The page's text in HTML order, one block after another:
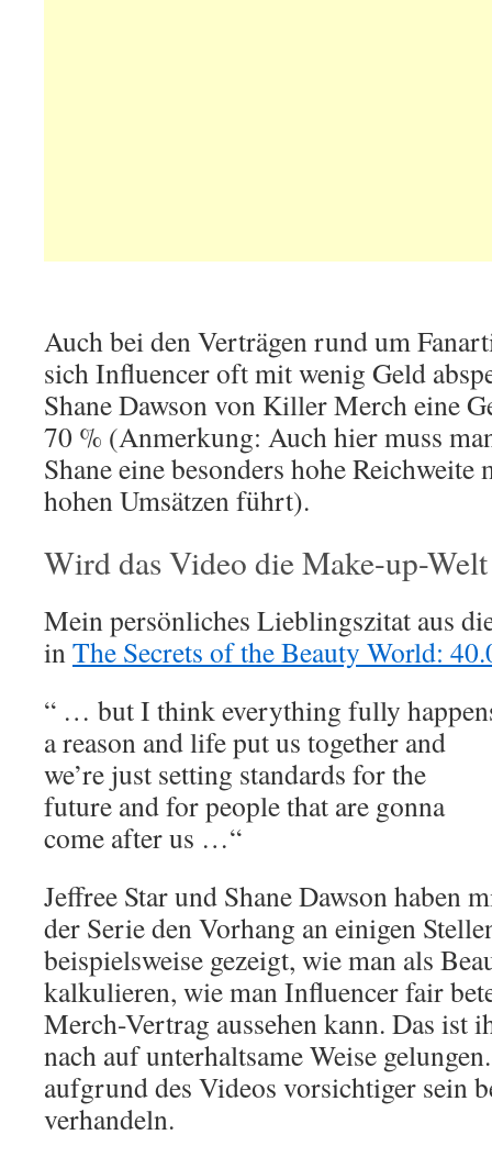
Auch bei den Verträgen rund um
sich Influencer oft mit wenig Geld
Shane Dawson von Killer Merch eine
70 % (Anmerkung: Auch hier muss
Shane eine besonders hohe
hohen Umsätzen führt).
Wird das Video die Make-up-
Mein persönliches Lieblingszitat aus
inThe Secrets of the Beauty World:
“ … but I think everything fully
a reason and life put us together and
we’re just setting standards for the
future and for people that are gonna
come after us …“
Jeffree Star und Shane Dawson haben
der Serie den Vorhang an einigen
beispielsweise gezeigt, wie man als
kalkulieren, wie man Influencer fair
Merch-Vertrag aussehen kann. Das ist
nach auf unterhaltsame Weise
aufgrund des Videos vorsichtiger sein
verhandeln.